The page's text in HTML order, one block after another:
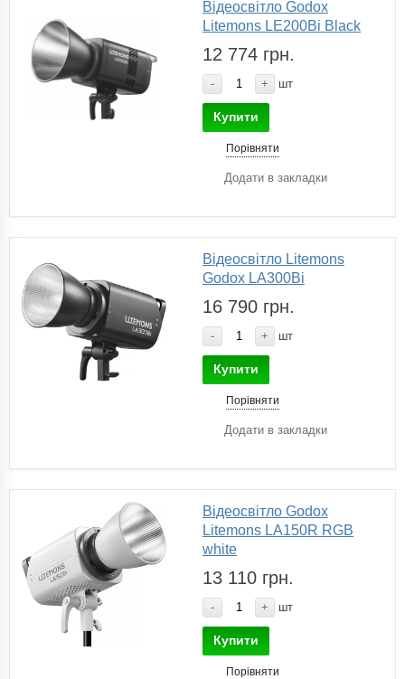
Відеосвітло Godox
Litemons LE200Bi Black
12 774 грн.
- + шт
Купити
Порівняти
Додати в закладки
Відеосвітло Litemons
Godox LA300Bi
16 790 грн.
- + шт
Купити
Порівняти
Додати в закладки
Відеосвітло Godox
Litemons LA150R RGB
white
13 110 грн.
- + шт
Купити
Порівняти